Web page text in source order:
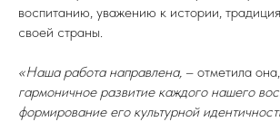
воспитанию, уважению к истории,
своей страны.
«Наша работа направлена, – отметила она,
гармоничное развитие каждого нашего
формирование его культурной